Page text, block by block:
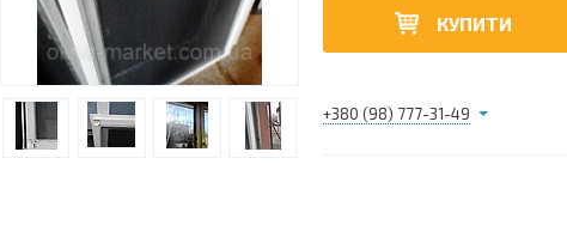
КУПИТИ
+380 (98) 777-31-49